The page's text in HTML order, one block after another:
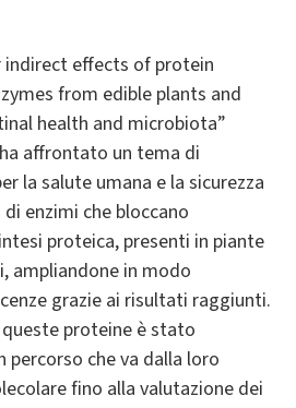
effects of protein
from edible plants and
health and microbiota”
affrontato un tema di
la salute umana e la sicurezza
enzimi che bloccano
proteica, presenti in piante
ampliandone in modo
grazie ai risultati raggiunti.
proteine è stato
che va dalla loro
fino alla valutazione dei